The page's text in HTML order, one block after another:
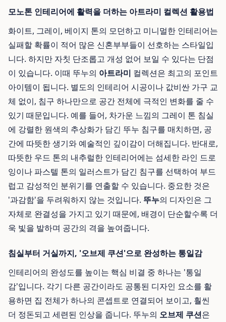
모노톤 인테리어에 활력을 더하는 아트라미 컬렉션 활용법
화이트, 그레이, 베이지 톤의 모던하고 미니멀한 인테리어는
실패할 확률이 적어 많은 신혼부부들이 선호하는 스타일입
니다. 하지만 자칫 단조롭고 개성 없어 보일 수 있다는 단점
이 있습니다. 이때 뚜누의 아트라미 컬렉션은 최고의 포인트
아이템이 됩니다. 별도의 인테리어 시공이나 값비싼 가구 교
체 없이, 침구 하나만으로 공간 전체에 극적인 변화를 줄 수
있기 때문입니다. 예를 들어, 차가운 느낌의 그레이 톤 침실
에 강렬한 원색의 추상화가 담긴 뚜누 침구를 매치하면, 공
간에 따뜻한 생기와 예술적인 깊이감이 더해집니다. 반대로,
따뜻한 우드 톤의 내추럴한 인테리어에는 섬세한 라인 드로
잉이나 파스텔 톤의 일러스트가 담긴 침구를 선택하여 부드
럽고 감성적인 분위기를 연출할 수 있습니다. 중요한 것은
'과감함'을 두려워하지 않는 것입니다. 뚜누의 디자인은 그
자체로 완결성을 가지고 있기 때문에, 배경이 단순할수록 더
욱 빛을 발하며 공간의 격을 높여줍니다.
침실부터 거실까지, '오브제 쿠션'으로 완성하는 통일감
인테리어의 완성도를 높이는 핵심 비결 중 하나는 '통일
감'입니다. 각기 다른 공간이라도 공통된 디자인 요소를 활
용하면 집 전체가 하나의 콘셉트로 연결되어 보이고, 훨씬
더 정돈되고 세련된 인상을 줍니다. 뚜누의 오브제 쿠션은